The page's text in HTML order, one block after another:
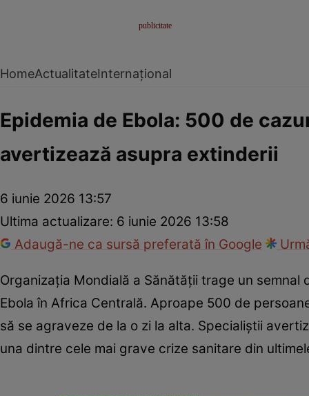
HomeActualitateInternațional
Epidemia de Ebola: 500 de
avertizează asupra extinderii
6 iunie 2026 13:57
Ultima actualizare: 6 iunie 2026 13:58
Adaugă-ne ca sursă preferată în Google
Organizația Mondială a Sănătății trage un
Ebola în Africa Centrală. Aproape 500 de
să se agraveze de la o zi la alta. Specialiștii
una dintre cele mai grave crize sanitare din